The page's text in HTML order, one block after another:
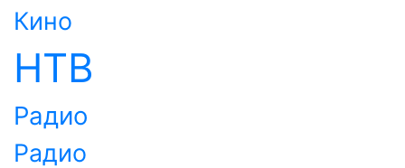
Кино
НТВ
Радио
Радио